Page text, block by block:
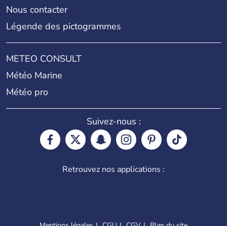
Nous contacter
Légende des pictogrammes
METEO CONSULT
Météo Marine
Météo pro
Suivez-nous :
Retrouvez nos applications :